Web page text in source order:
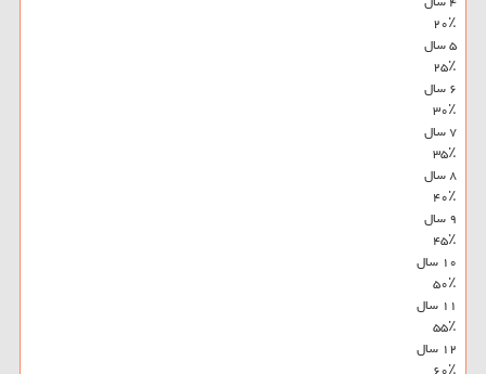
۲۰٪
۵ سال
۲۵٪
۶ سال
۳۰٪
۷ سال
۳۵٪
۸ سال
۴۰٪
۹ سال
۴۵٪
۱۰ سال
۵۰٪
۱۱ سال
۵۵٪
۱۲ سال